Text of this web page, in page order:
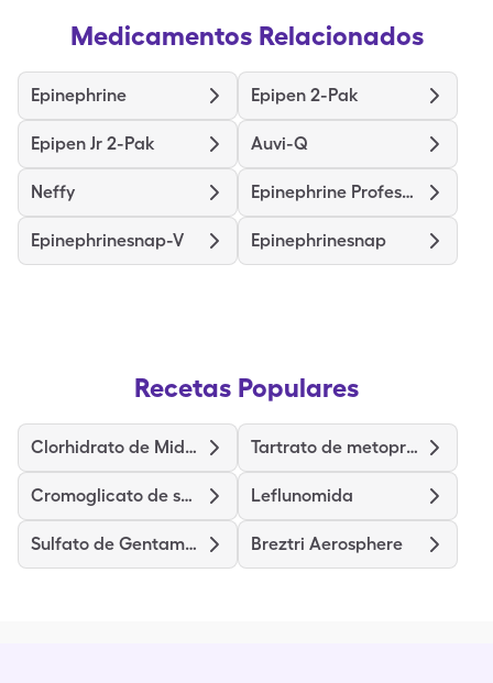
Medicamentos Relacionados
Epinephrine Epipen 2-Pak
Epipen Jr 2-Pak Auvi-Q
Neffy Epinephrine Professional
Epinephrinesnap-V Epinephrinesnap
Recetas Populares
Clorhidrato de Midodrina Tartrato de metoprolol
Cromoglicato de sodio Leflunomida
Sulfato de Gentamicina Breztri Aerosphere